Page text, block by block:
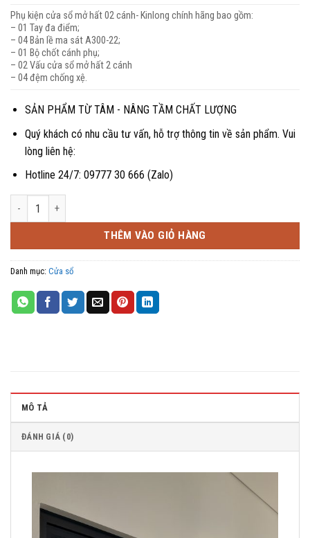
Phụ kiện cửa sổ mở hất 02 cánh- Kinlong chính hãng bao gồm:
– 01 Tay đa điểm;
– 04 Bản lề ma sát A300-22;
– 01 Bộ chốt cánh phụ;
– 02 Vấu cửa sổ mở hất 2 cánh
– 04 đệm chống xệ.
SẢN PHẨM TỪ TÂM - NÂNG TẦM CHẤT LƯỢNG
Quý khách có nhu cầu tư vấn, hỗ trợ thông tin về sản phẩm. Vui
lòng liên hệ:
Hotline 24/7: 09777 30 666 (Zalo)
Cửa sổ mở hất 2 cánh kết hợp vách cố định số lượng
THÊM VÀO GIỎ HÀNG
Danh mục: Cửa sổ
MÔ TẢ
ĐÁNH GIÁ (0)